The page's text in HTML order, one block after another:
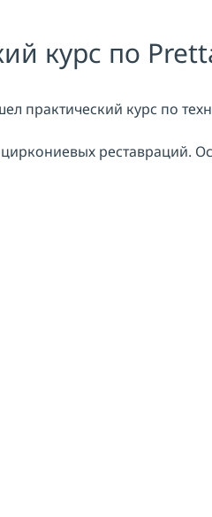
курс по
практический курс по
реставраций.